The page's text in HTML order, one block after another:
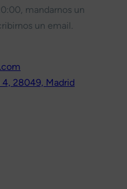
mandarnos un
un email.
28049, Madrid